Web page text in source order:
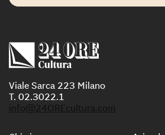
Viale Sarca 223 Milano
T. 02.3022.1
info@24OREcultura.com